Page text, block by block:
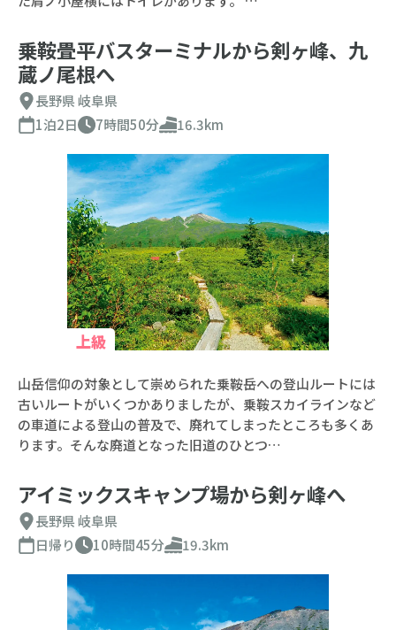
乗鞍畳平バスターミナルから剣ヶ峰、九
蔵ノ尾根へ
長野県岐阜県
1泊2日
7時間50分 16.3km
上級
山岳信仰の対象として崇められた乗鞍岳への登山ルートには
古いルートがいくつかありましたが、乗鞍スカイラインなど
の車道による登山の普及で、廃れてしまったところも多くあ
ります。そんな廃道となった旧道のひとつ…
アイミックスキャンプ場から剣ヶ峰へ
長野県岐阜県
日帰り
10時間45分 19.3km